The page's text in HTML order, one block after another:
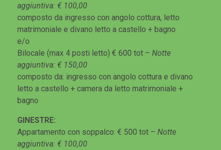
aggiuntiva: € 100,00
composto da ingresso con angolo cottura, letto
matrimoniale e divano letto a castello + bagno
e/o
Bilocale (max 4 posti letto) € 600 tot – Notte
aggiuntiva: € 150,00
composto da: ingresso con angolo cottura e divano
letto a castello + camera da letto matrimoniale +
bagno
GINESTRE:
Appartamento con soppalco: € 500 tot – Notte
aggiuntiva: € 100,00